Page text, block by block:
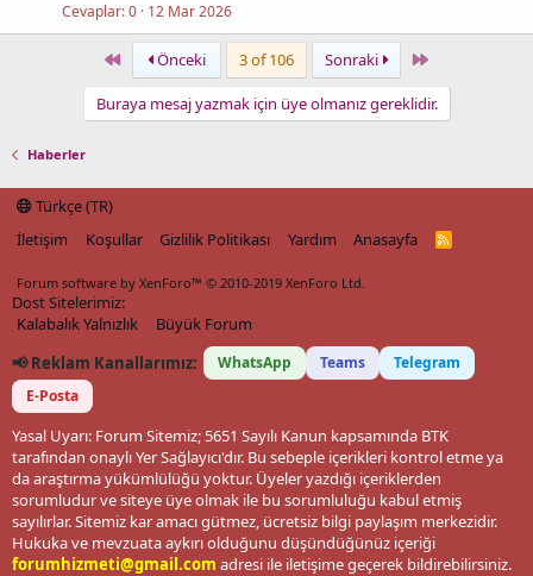
Cevaplar 0 12 Mar 2026
First Önceki 3 of 106 Sonraki Last
Buraya mesaj yazmak için üye olmanız gereklidir.
Haberler
Türkçe (TR)
İletişim
Koşullar Gizlilik Politikası Yardım Anasayfa
R
Forum software by XenForo™ © 2010-2019 XenForo Ltd.
Dost Sitelerimiz:
Kalabalık Yalnızlık
Büyük Forum
📢 Reklam Kanallarımız:
WhatsApp Teams
Telegram
E-Posta
Yasal Uyarı: Forum Sitemiz; 5651 Sayılı Kanun kapsamında BTK
tarafından onaylı Yer Sağlayıcı'dır. Bu sebeple içerikleri kontrol etme ya
da araştırma yükümlülüğü yoktur. Üyeler yazdığı içeriklerden
sorumludur ve siteye üye olmak ile bu sorumluluğu kabul etmiş
sayılırlar. Sitemiz kar amacı gütmez, ücretsiz bilgi paylaşım merkezidir.
Hukuka ve mevzuata aykırı olduğunu düşündüğünüz içeriği
forumhizmeti@gmail.com adresi ile iletişime geçerek bildirebilirsiniz.